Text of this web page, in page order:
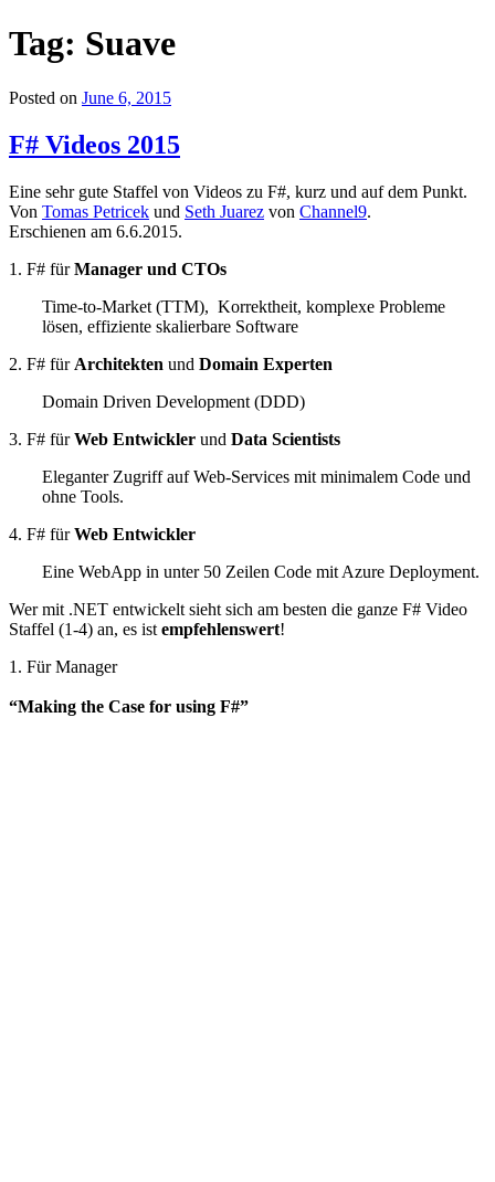
Tag: Suave
Posted on June 6, 2015
F# Videos 2015
Eine sehr gute Staffel von Videos zu F#, kurz und auf dem Punkt.
Von Tomas Petricek und Seth Juarez von Channel9.
Erschienen am 6.6.2015.
1. F# fürManager und CTOs
Time-to-Market (TTM), Korrektheit, komplexe Probleme
lösen, effiziente skalierbare Software
2. F# für Architekten und Domain Experten
Domain Driven Development (DDD)
3. F# fürWeb Entwickler und Data Scientists
Eleganter Zugriff auf Web-Services mit minimalem Code und
ohne Tools.
4. F# fürWeb Entwickler
Eine WebApp in unter 50 Zeilen Code mit Azure Deployment.
Wer mit .NET entwickelt sieht sich am besten die ganze F# Video
Staffel (1-4) an, es ist empfehlenswert!
1. Für Manager
“Making the Case for using F#”